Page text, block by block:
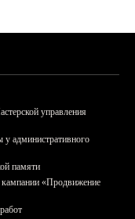
управления
у административного
памяти
кампании «Продвижение